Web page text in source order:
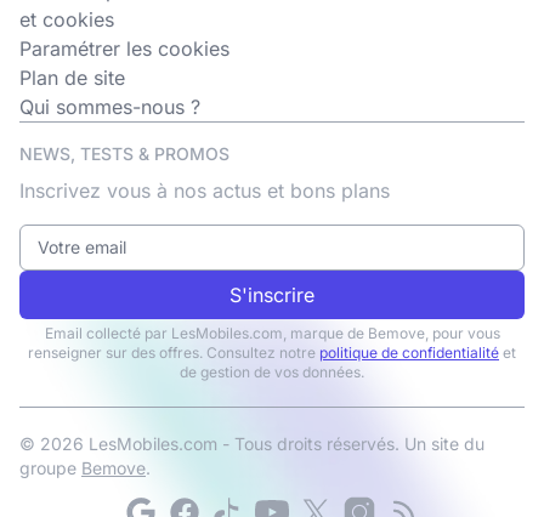
et cookies
Paramétrer les cookies
Plan de site
Qui sommes-nous ?
NEWS, TESTS & PROMOS
Inscrivez vous à nos actus et bons plans
S'inscrire
Email collecté par LesMobiles.com, marque de Bemove, pour vous
renseigner sur des offres. Consultez notre politique de confidentialité et
de gestion de vos données.
© 2026 LesMobiles.com - Tous droits réservés. Un site du
groupe Bemove.